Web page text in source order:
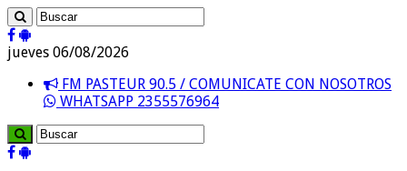
jueves 06/08/2026
FM PASTEUR 90.5 / COMUNICATE CON NOSOTROS
WHATSAPP 2355576964